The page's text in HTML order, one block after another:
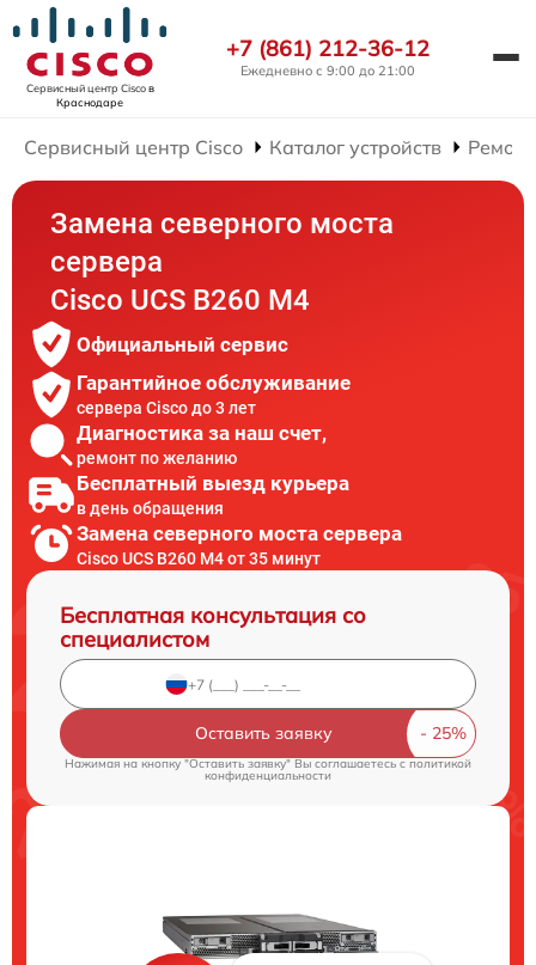
Сервисный центр Ciscoв
Краснодаре
+7 (861) 212-36-12
Ежедневно с 9:00 до 21:00
Сервисный центр Cisco Каталог устройств
Замена северного моста
сервера
Cisco UCS B260 M4
Официальный сервис
Гарантийное обслуживание
сервера Cisco до 3 лет
Диагностика за наш счет,
ремонт по желанию
Бесплатный выезд курьера
в день обращения
Замена северного моста сервера
Cisco UCS B260 M4 от 35 минут
Бесплатная консультация со
специалистом
Оставить заявку
Нажимая на кнопку "Оставить заявку" Вы соглашаетесь cполитикой
конфиденциальности